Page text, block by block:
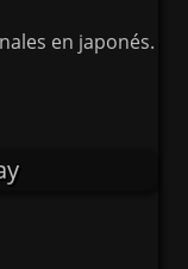
en japonés.